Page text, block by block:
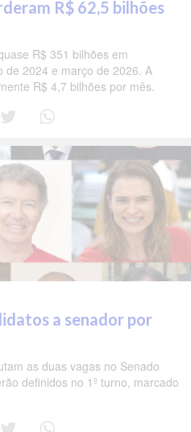
R$ 62,5 bilhões
R$ 351 bilhões em
de 2024 e março de 2026. A
R$ 4,7 bilhões por mês.
a senador por
as duas vagas no Senado
definidos no 1º turno, marcado